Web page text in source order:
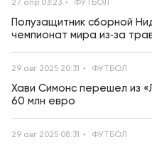
27 апр 03:23 ФУТБОЛ
Полузащитник сборной
чемпионат мира из‑за
29 авг 2025 20:31 ФУТБОЛ
Хави Симонс перешел из
60 млн евро
29 авг 2025 08:31 ФУТБОЛ